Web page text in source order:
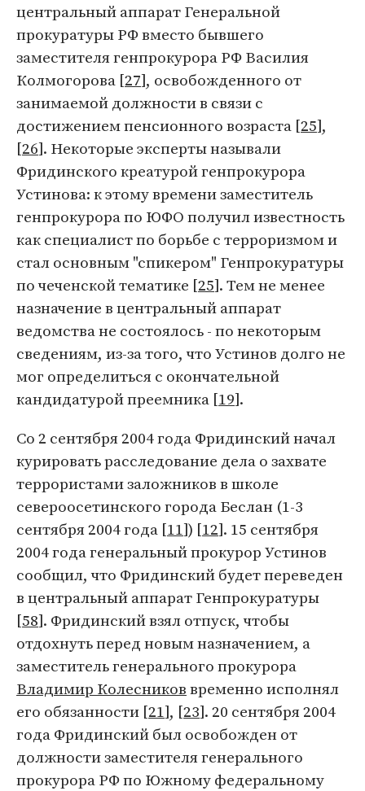
центральный аппарат Генеральной
прокуратуры РФ вместо бывшего
заместителя генпрокурора РФ Василия
Колмогорова [27], освобожденного от
занимаемой должности в связи с
достижением пенсионного возраста [25],
[26]. Некоторые эксперты называли
Фридинского креатурой генпрокурора
Устинова: к этому времени заместитель
генпрокурора по ЮФО получил известность
как специалист по борьбе с терроризмом и
стал основным "спикером" Генпрокуратуры
по чеченской тематике [25]. Тем не менее
назначение в центральный аппарат
ведомства не состоялось - по некоторым
сведениям, из-за того, что Устинов долго не
мог определиться с окончательной
кандидатурой преемника [19].
Со 2 сентября 2004 года Фридинский начал
курировать расследование дела о захвате
террористами заложников в школе
североосетинского города Беслан (1-3
сентября 2004 года [11]) [12]. 15 сентября
2004 года генеральный прокурор Устинов
сообщил, что Фридинский будет переведен
в центральный аппарат Генпрокуратуры
[58]. Фридинский взял отпуск, чтобы
отдохнуть перед новым назначением, а
заместитель генерального прокурора
Владимир Колесниковвременно исполнял
его обязанности [21], [23]. 20 сентября 2004
года Фридинский был освобожден от
должности заместителя генерального
прокурора РФ по Южному федеральному